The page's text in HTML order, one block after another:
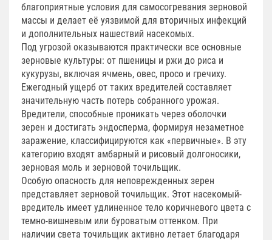
благоприятные условия для самосогревания зерновой
массы и делает её уязвимой для вторичных инфекций
и дополнительных нашествий насекомых.
Под угрозой оказываются практически все основные
зерновые культуры: от пшеницы и ржи до риса и
кукурузы, включая ячмень, овес, просо и гречиху.
Ежегодный ущерб от таких вредителей составляет
значительную часть потерь собранного урожая.
Вредители, способные проникать через оболочки
зерен и достигать эндосперма, формируя незаметное
заражение, классифицируются как «первичные». В эту
категорию входят амбарный и рисовый долгоносики,
зерновая моль и зерновой точильщик.
Особую опасность для неповрежденных зерен
представляет зерновой точильщик. Этот насекомый-
вредитель имеет удлиненное тело коричневого цвета с
темно-вишневым или буроватым оттенком. При
наличии света точильщик активно летает благодаря